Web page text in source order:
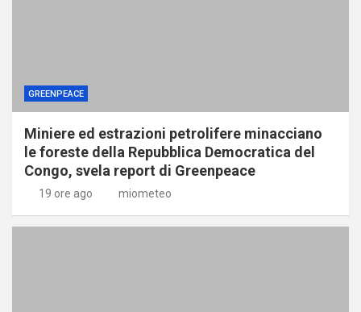
GREENPEACE
Miniere ed estrazioni petrolifere minacciano
le foreste della Repubblica Democratica del
Congo, svela report di Greenpeace
19 ore ago miometeo